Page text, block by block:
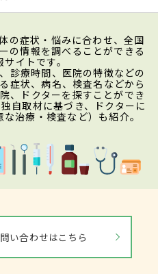
の症状・悩みに合わせ、全国
の情報を調べることができる
イトです。
診療時間、医院の特徴などの
症状、病名、検査名などから
、ドクターを探すことができ
自取材に基づき、ドクターに
治療・検査など）も紹介。
い合わせはこちら